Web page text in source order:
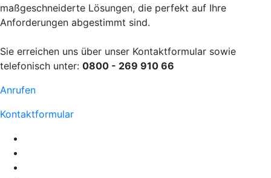
maßgeschneiderte Lösungen, die perfekt auf Ihre
Anforderungen abgestimmt sind.
Sie erreichen uns über unser Kontaktformular sowie
telefonisch unter: 0800 - 269 910 66
Anrufen
Kontaktformular